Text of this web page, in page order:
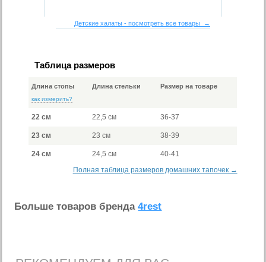
Детские халаты - посмотреть все товары →
Таблица размеров
Длина стопы
как измерить?
Длина стельки Размер на товаре
22 см 22,5 см 36-37
23 см 23 см 38-39
24 см 24,5 см
40-41
Полная таблица размеров домашних тапочек →
Больше товаров бренда4rest